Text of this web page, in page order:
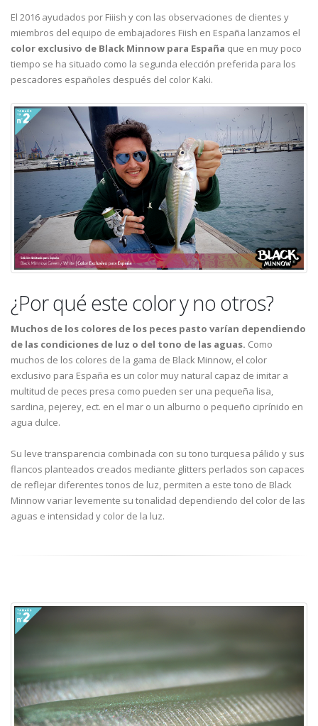
El 2016 ayudados por Fiiish y con las observaciones de clientes y
miembros del equipo de embajadores Fiish en España lanzamos el
color exclusivo de Black Minnow para España que en muy poco
tiempo se ha situado como la segunda elección preferida para los
pescadores españoles después del color Kaki.
¿Por qué este color y no otros?
Muchos de los colores de los peces pasto varían dependiendo
de las condiciones de luz o del tono de las aguas. Como
muchos de los colores de la gama de Black Minnow, el color
exclusivo para España es un color muy natural capaz de imitar a
multitud de peces presa como pueden ser una pequeña lisa,
sardina, pejerey, ect. en el mar o un alburno o pequeño ciprínido en
agua dulce.
Su leve transparencia combinada con su tono turquesa pálido y sus
flancos planteados creados mediante glitters perlados son capaces
de reflejar diferentes tonos de luz, permiten a este tono de Black
Minnow variar levemente su tonalidad dependiendo del color de las
aguas e intensidad y color de la luz.